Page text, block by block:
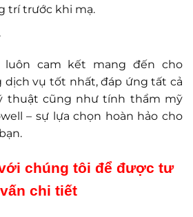
trí trước khi mạ.
luôn cam kết mang đến cho
dịch vụ tốt nhất, đáp ứng tất cả
thuật cũng như tính thẩm mỹ
– sự lựa chọn hoàn hảo cho
chúng tôi để được tư
vấn chi tiết